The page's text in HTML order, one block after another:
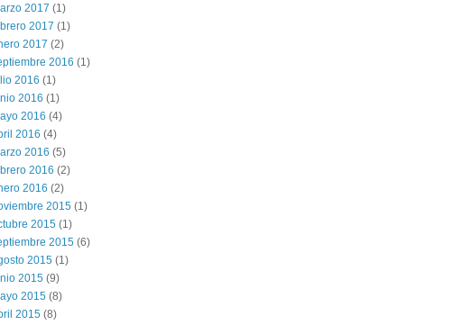
2017 (1)
2017 (1)
2017 (2)
2016 (1)
2016 (1)
2016 (1)
2016 (4)
2016 (4)
2016 (5)
2016 (2)
2016 (2)
2015 (1)
2015 (1)
2015 (6)
2015 (1)
2015 (9)
2015 (8)
2015 (8)